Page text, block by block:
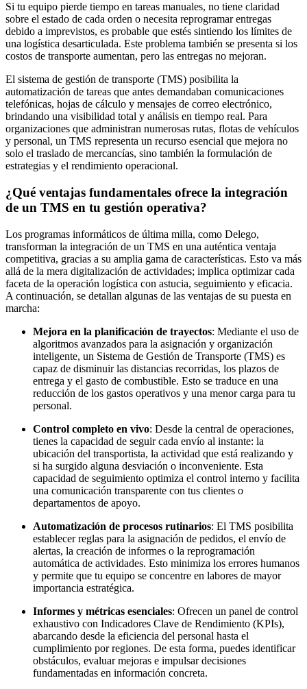
Si tu equipo pierde tiempo en tareas manuales, no tiene claridad
sobre el estado de cada orden o necesita reprogramar entregas
debido a imprevistos, es probable que estés sintiendo los límites de
una logística desarticulada. Este problema también se presenta si los
costos de transporte aumentan, pero las entregas no mejoran.
El sistema de gestión de transporte (TMS) posibilita la
automatización de tareas que antes demandaban comunicaciones
telefónicas, hojas de cálculo y mensajes de correo electrónico,
brindando una visibilidad total y análisis en tiempo real. Para
organizaciones que administran numerosas rutas, flotas de vehículos
y personal, un TMS representa un recurso esencial que mejora no
solo el traslado de mercancías, sino también la formulación de
estrategias y el rendimiento operacional.
¿Qué ventajas fundamentales ofrece la integración
de un TMS en tu gestión operativa?
Los programas informáticos de última milla, como Delego,
transforman la integración de un TMS en una auténtica ventaja
competitiva, gracias a su amplia gama de características. Esto va más
allá de la mera digitalización de actividades; implica optimizar cada
faceta de la operación logística con astucia, seguimiento y eficacia.
A continuación, se detallan algunas de las ventajas de su puesta en
marcha:
Mejora en la planificación de trayectos: Mediante el uso de
algoritmos avanzados para la asignación y organización
inteligente, un Sistema de Gestión de Transporte (TMS) es
capaz de disminuir las distancias recorridas, los plazos de
entrega y el gasto de combustible. Esto se traduce en una
reducción de los gastos operativos y una menor carga para tu
personal.
Control completo en vivo: Desde la central de operaciones,
tienes la capacidad de seguir cada envío al instante: la
ubicación del transportista, la actividad que está realizando y
si ha surgido alguna desviación o inconveniente. Esta
capacidad de seguimiento optimiza el control interno y facilita
una comunicación transparente con tus clientes o
departamentos de apoyo.
Automatización de procesos rutinarios: El TMS posibilita
establecer reglas para la asignación de pedidos, el envío de
alertas, la creación de informes o la reprogramación
automática de actividades. Esto minimiza los errores humanos
y permite que tu equipo se concentre en labores de mayor
importancia estratégica.
Informes y métricas esenciales: Ofrecen un panel de control
exhaustivo con Indicadores Clave de Rendimiento (KPIs),
abarcando desde la eficiencia del personal hasta el
cumplimiento por regiones. De esta forma, puedes identificar
obstáculos, evaluar mejoras e impulsar decisiones
fundamentadas en información concreta.